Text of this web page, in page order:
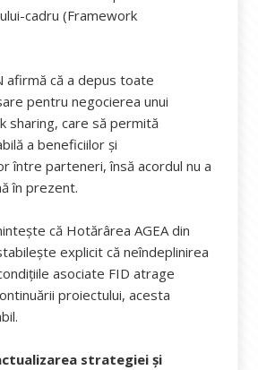
cadru (Framework
afirmă că a depus toate
pentru negocierea unui
sharing, care să permită
a beneficiilor și
între parteneri, însă acordul nu a
în prezent.
că Hotărârea AGEA din
explicit că neîndeplinirea
asociate FID atrage
proiectului, acesta
strategiei și